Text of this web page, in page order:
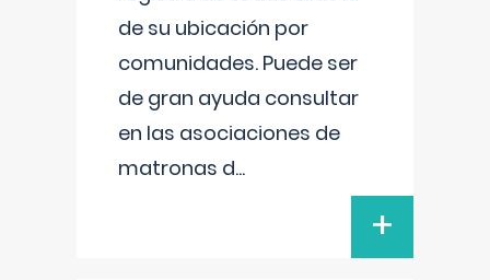
de su ubicación por
comunidades. Puede ser
de gran ayuda consultar
en las asociaciones de
matronas d...
+